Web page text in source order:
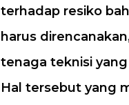
terhadap resiko
harus
tenaga teknisi
Hal tersebut yang